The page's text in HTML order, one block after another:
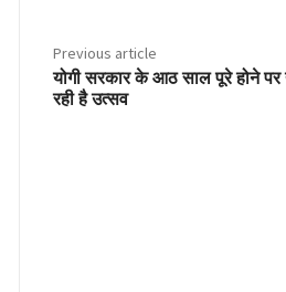
Previous article
योगी सरकार के आठ साल पूरे होने पर
रही है उत्सव